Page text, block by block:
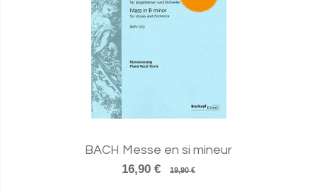
BACH Messe en si mineur
16,90 €
19,90 €